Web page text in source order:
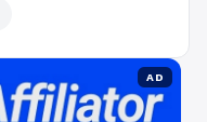
AD